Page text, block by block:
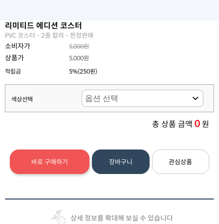
리미티드 에디션 코스터
PVC 코스터 - 2종 칼라 - 한정판매
소비자가 5,000원
상품가
5,000원
적립금
5%(250원)
색상선택
총 상품 금액 0원
바로 구매하기 장바구니 관심상품
상세 정보를 확대해 보실 수 있습니다